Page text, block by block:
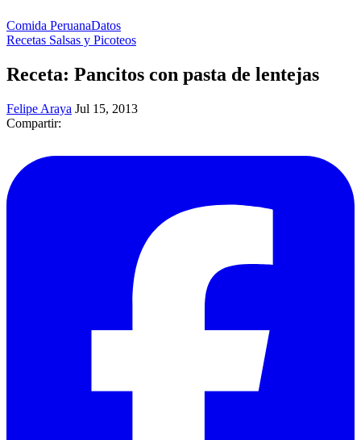
Comida PeruanaDatos
Recetas Salsas y Picoteos
Receta: Pancitos con pasta de lentejas
Felipe Araya Jul 15, 2013
Compartir: